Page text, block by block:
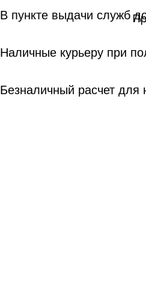
В пункте выдачи служб
Наличные курьеру при
Безналичный расчет для